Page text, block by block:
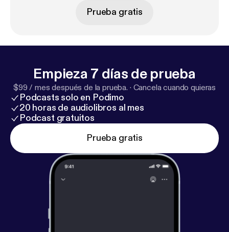
Prueba gratis
Empieza 7 días de prueba
$99 / mes después de la prueba. · Cancela cuando quieras
Podcasts solo en Podimo
20 horas de audiolibros al mes
Podcast gratuitos
Prueba gratis